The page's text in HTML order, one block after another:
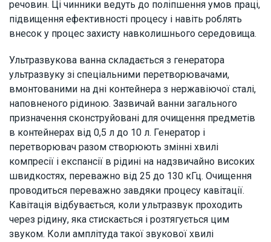
речовин. Ці чинники ведуть до поліпшення умов праці,
підвищення ефективності процесу і навіть роблять
внесок у процес захисту навколишнього середовища.
Ультразвукова ванна складається з генератора
ультразвуку зі спеціальними перетворювачами,
вмонтованими на дні контейнера з нержавіючої сталі,
наповненого рідиною. Зазвичай ванни загального
призначення сконструйовані для очищення предметів
в контейнерах від 0,5 л до 10 л. Генератор і
перетворювач разом створюють змінні хвилі
компресії і експансії в рідині на надзвичайно високих
швидкостях, переважно від 25 до 130 кГц. Очищення
проводиться переважно завдяки процесу кавітації.
Кавітація відбувається, коли ультразвук проходить
через рідину, яка стискається і розтягується цим
звуком. Коли амплітуда такої звукової хвилі